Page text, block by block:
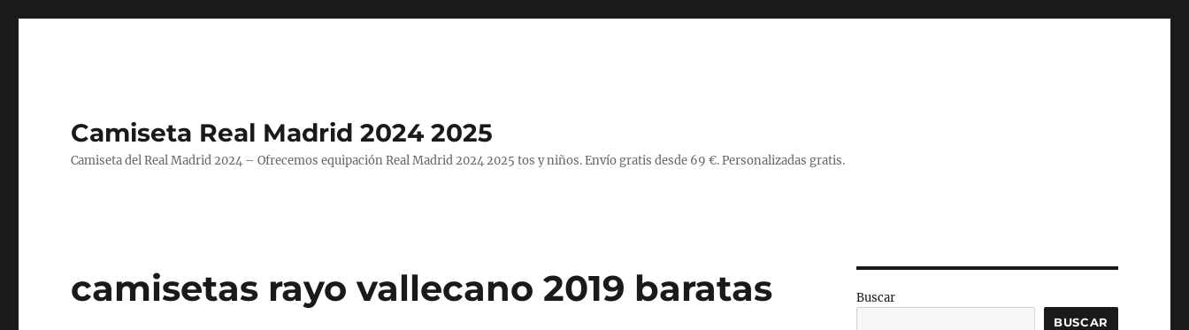
Camiseta Real Madrid 2024 2025
Camiseta del Real Madrid 2024 – Ofrecemos equipación Real Madrid 2024 2025 tos y niños. Envío gratis desde 69 €. Personalizadas gratis.
camisetas rayo vallecano 2019 baratas Buscar
BUSCAR